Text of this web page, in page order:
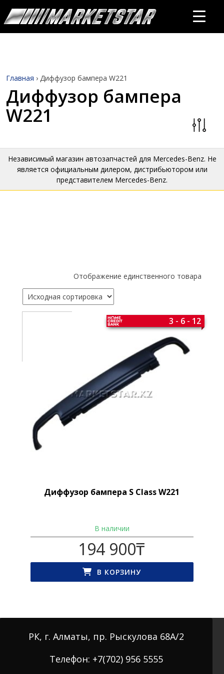
Главная › Диффузор бампера W221
Диффузор бампера
W221
Независимый магазин автозапчастей для Mercedes-Benz. Не
является официальным дилером, дистрибьютором или
представителем Mercedes-Benz.
Отображение единственного товара
Диффузор бампера S Class W221
3 - 6 - 12
В наличии
194 900₸
В КОРЗИНУ
РК, г. Алматы, пр. Рыскулова 68А/2
Телефон: +7(702) 956 5555